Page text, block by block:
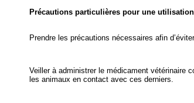
Précautions particulières pour une
Prendre les précautions nécessaires afin
Veiller à administrer le médicament vétérinaire
les animaux en contact avec ces derniers.